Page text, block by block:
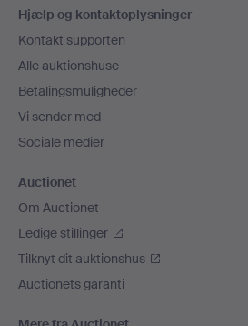
Hjælp og kontaktoplysninger
Kontakt supporten
Alle auktionshuse
Betalingsmuligheder
Vi sender med
Sociale medier
Auctionet
Om Auctionet
Ledige stillinger
Tilknyt dit auktionshus
Auctionets garanti